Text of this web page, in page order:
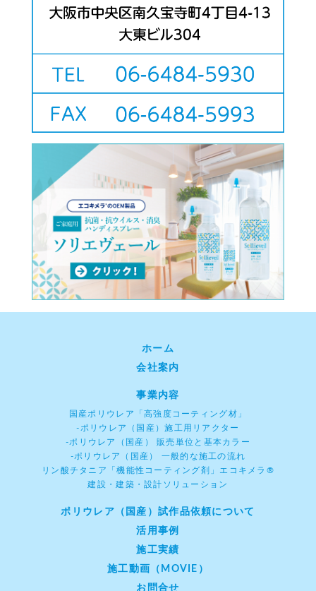
ホーム
会社案内
事業内容
国産ポリウレア「高強度コーティング材」
-ポリウレア（国産）施工用リアクター
-ポリウレア（国産） 販売単位と基本カラー
-ポリウレア（国産） 一般的な施工の流れ
リン酸チタニア「機能性コーティング剤」エコキメラ®
建設・建築・設計ソリューション
ポリウレア（国産）試作品依頼について
活用事例
施工実績
施工動画（MOVIE）
お問合せ